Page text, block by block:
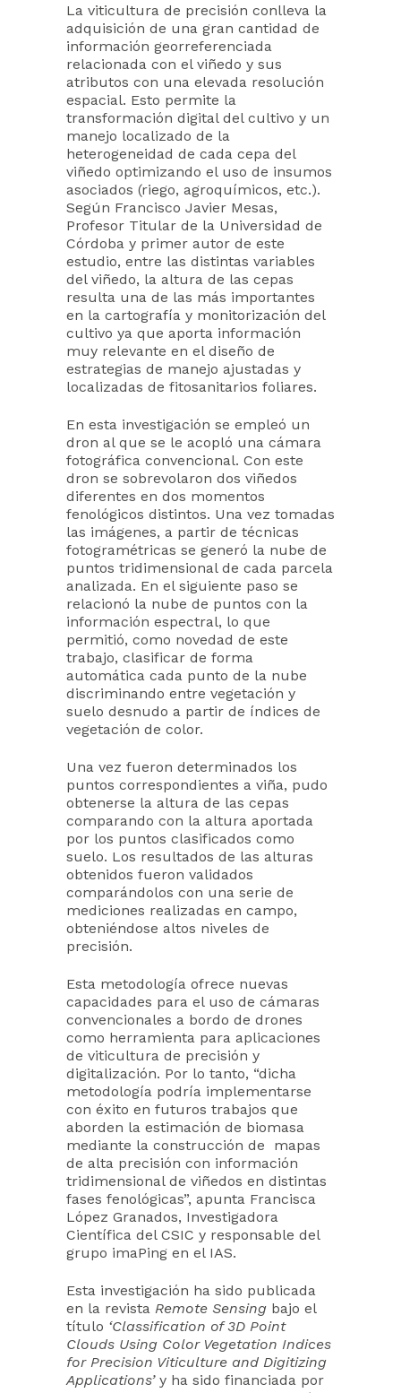
La viticultura de precisión conlleva la
adquisición de una gran cantidad de
información georreferenciada
relacionada con el viñedo y sus
atributos con una elevada resolución
espacial. Esto permite la
transformación digital del cultivo y un
manejo localizado de la
heterogeneidad de cada cepa del
viñedo optimizando el uso de insumos
asociados (riego, agroquímicos, etc.).
Según Francisco Javier Mesas,
Profesor Titular de la Universidad de
Córdoba y primer autor de este
estudio, entre las distintas variables
del viñedo, la altura de las cepas
resulta una de las más importantes
en la cartografía y monitorización del
cultivo ya que aporta información
muy relevante en el diseño de
estrategias de manejo ajustadas y
localizadas de fitosanitarios foliares.
En esta investigación se empleó un
dron al que se le acopló una cámara
fotográfica convencional. Con este
dron se sobrevolaron dos viñedos
diferentes en dos momentos
fenológicos distintos. Una vez tomadas
las imágenes, a partir de técnicas
fotogramétricas se generó la nube de
puntos tridimensional de cada parcela
analizada. En el siguiente paso se
relacionó la nube de puntos con la
información espectral, lo que
permitió, como novedad de este
trabajo, clasificar de forma
automática cada punto de la nube
discriminando entre vegetación y
suelo desnudo a partir de índices de
vegetación de color.
Una vez fueron determinados los
puntos correspondientes a viña, pudo
obtenerse la altura de las cepas
comparando con la altura aportada
por los puntos clasificados como
suelo. Los resultados de las alturas
obtenidos fueron validados
comparándolos con una serie de
mediciones realizadas en campo,
obteniéndose altos niveles de
precisión.
Esta metodología ofrece nuevas
capacidades para el uso de cámaras
convencionales a bordo de drones
como herramienta para aplicaciones
de viticultura de precisión y
digitalización. Por lo tanto, “dicha
metodología podría implementarse
con éxito en futuros trabajos que
aborden la estimación de biomasa
mediante la construcción de mapas
de alta precisión con información
tridimensional de viñedos en distintas
fases fenológicas”, apunta Francisca
López Granados, Investigadora
Científica del CSIC y responsable del
grupo imaPing en el IAS.
Esta investigación ha sido publicada
en la revista Remote Sensing bajo el
título ‘Classification of 3D Point
Clouds Using Color Vegetation Indices
for Precision Viticulture and Digitizing
Applications’y ha sido financiada por